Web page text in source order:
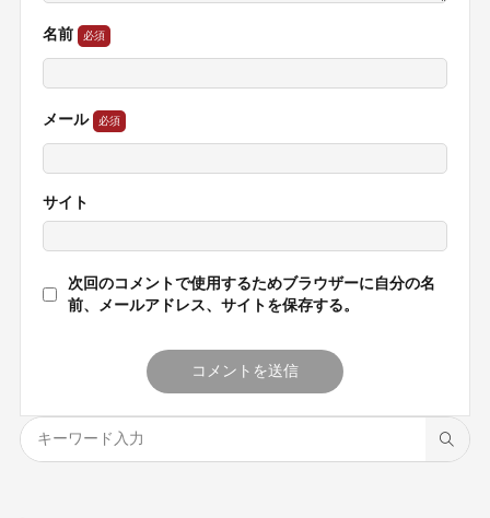
名前
メール
サイト
次回のコメントで使用するためブラウザーに自分の名
前、メールアドレス、サイトを保存する。